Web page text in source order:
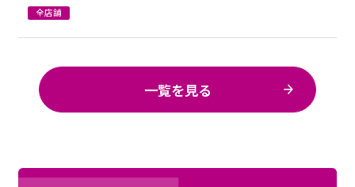
全店舗
一覧を見る